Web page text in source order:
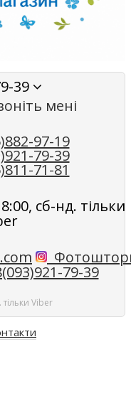
39
мені
97-19
79-39
71-81
сб-нд. тільки
79-39
Viber